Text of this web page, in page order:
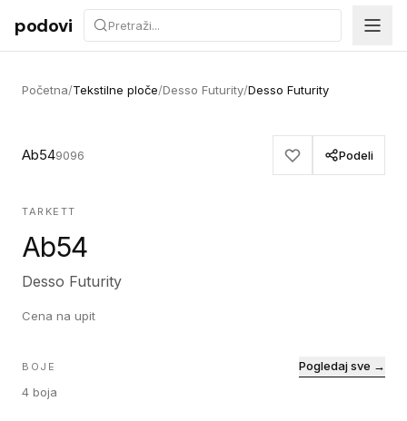
Preskoči na sadržaj
podovi
Početna/Tekstilne ploče/Desso Futurity/Desso Futurity
Ab549096 Podeli
TARKETT
Ab54
Desso Futurity
Cena na upit
BOJE
4 boja
Pogledaj sve →